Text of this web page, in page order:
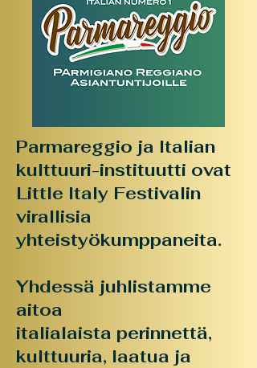
Parmareggio ja Italian
kulttuuri-instituutti ovat
Little Italy Festivalin
virallisia
yhteistyökumppaneita.
Yhdessä juhlistamme
aitoa
italialaista perinnettä,
kulttuuria, laatua ja